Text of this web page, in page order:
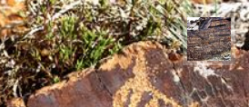
محمد ناصری فرد